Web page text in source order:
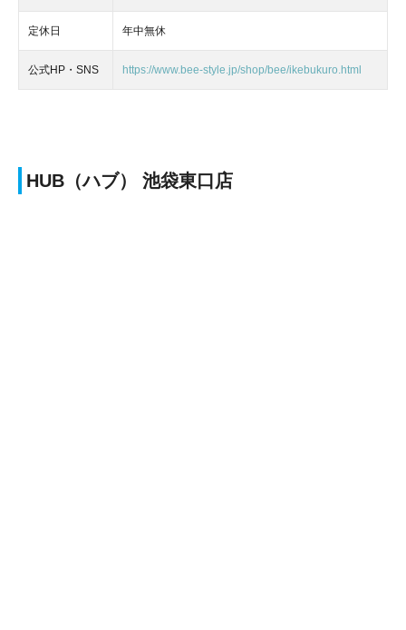
定休日 年中無休
公式HP・SNS https://www.bee-style.jp/shop/bee/ikebukuro.html
HUB（ハブ） 池袋東口店